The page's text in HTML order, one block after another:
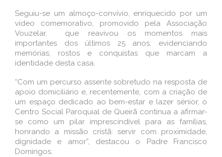
Seguiu-se um almoço-convívio, enriquecido por um
vídeo comemorativo, promovido pela Associação
Vouzelar, que reavivou os momentos mais
importantes dos últimos 25 anos, evidenciando
memórias, rostos e conquistas que marcam a
identidade desta casa.
“Com um percurso assente sobretudo na resposta de
apoio domiciliário e, recentemente, com a criação de
um espaço dedicado ao bem-estar e lazer sénior, o
Centro Social Paroquial de Queirã continua a afirmar-
se como um pilar imprescindível para as famílias,
honrando a missão cristã: servir com proximidade,
dignidade e amor”, destacou o Padre Francisco
Domingos.